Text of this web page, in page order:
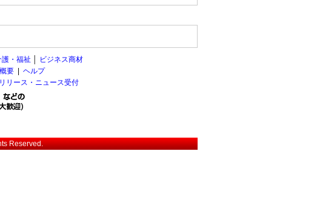
護・福祉
ビジネス商材
要
ヘルプ
リース・ニュース受付
Reserved.